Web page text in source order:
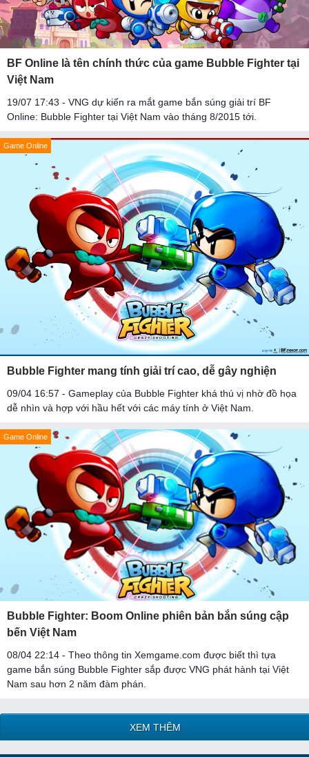
BF Online là tên chính thức của game Bubble Fighter tại
Việt Nam
19/07 17:43 - VNG dự kiến ra mắt game bắn súng giải trí BF
Online: Bubble Fighter tại Việt Nam vào tháng 8/2015 tới.
Game Online
Bubble Fighter mang tính giải trí cao, dễ gây nghiện
09/04 16:57 - Gameplay của Bubble Fighter khá thú vị nhờ đồ họa
dễ nhìn và hợp với hầu hết với các máy tính ở Việt Nam.
Game Online
Bubble Fighter: Boom Online phiên bản bắn súng cập
bến Việt Nam
08/04 22:14 - Theo thông tin Xemgame.com được biết thì tựa
game bắn súng Bubble Fighter sắp được VNG phát hành tại Việt
Nam sau hơn 2 năm đàm phán.
XEM THÊM